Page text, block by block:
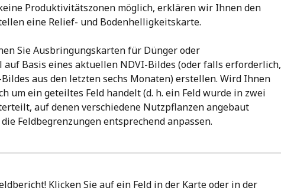
Produktivitätszonen möglich, erklären wir Ihnen den
eine Relief- und Bodenhelligkeitskarte.
Sie Ausbringungskarten für Dünger oder
auf Basis eines aktuellen NDVI-Bildes (oder falls erforderlich,
aus den letzten sechs Monaten) erstellen. Wird Ihnen
um ein geteiltes Feld handelt (d. h. ein Feld wurde in zwei
auf denen verschiedene Nutzpflanzen angebaut
Feldbegrenzungen entsprechend anpassen.
Klicken Sie auf ein Feld in der Karte oder in der